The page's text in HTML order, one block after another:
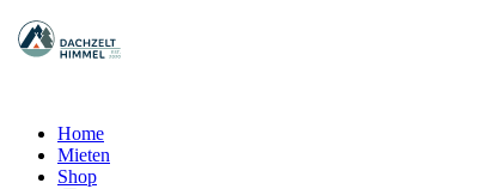
Home
Mieten
Shop